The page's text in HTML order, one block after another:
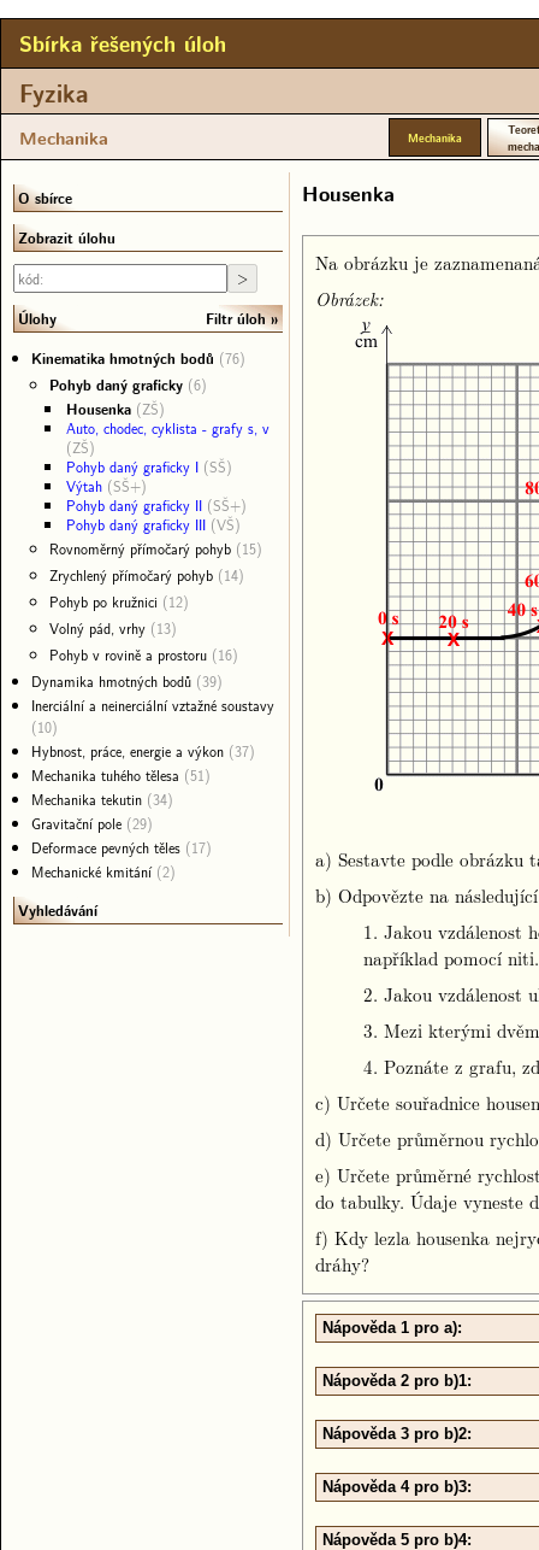
Sbírka řešených úloh
Fyzika
Mechanika Mechanika
Housenka
Na obrázku je
Obrázek:
a) Sestavte podle obrázku
b) Odpovězte na
1. Jakou vzdálenost
například pomocí
2. Jakou vzdálenost
3. Mezi kterými
4. Poznáte z grafu,
c) Určete souřadnice
d) Určete průměrnou
e) Určete průměrné
do tabulky. Údaje vyneste
f) Kdy lezla housenka
dráhy?
Nápověda 1 pro a):
Nápověda 2 pro b)1:
Nápověda 3 pro b)2:
Nápověda 4 pro b)3:
Nápověda 5 pro b)4:
O sbírce
Zobrazit úlohu
Úlohy
Filtr úloh
Kinematika hmotných bodů (76)
Pohyb daný graficky (6)
Housenka (ZŠ)
Auto, chodec, cyklista - grafy s, v
(ZŠ)
Pohyb daný graficky I (SŠ)
Výtah (SŠ+)
Pohyb daný graficky II (SŠ+)
Pohyb daný graficky III (VŠ)
Rovnoměrný přímočarý pohyb (15)
Zrychlený přímočarý pohyb (14)
Pohyb po kružnici (12)
Volný pád, vrhy (13)
Pohyb v rovině a prostoru (16)
Dynamika hmotných bodů (39)
Inerciální a neinerciální vztažné soustavy
(10)
Hybnost, práce, energie a výkon (37)
Mechanika tuhého tělesa (51)
Mechanika tekutin (34)
Gravitační pole (29)
Deformace pevných těles (17)
Mechanické kmitání (2)
Vyhledávání